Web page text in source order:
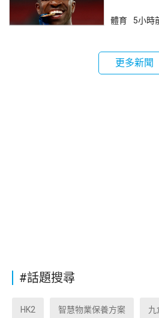
體育 5小時
更多新聞
#話題搜尋
HK2 智慧物業保養方案 九